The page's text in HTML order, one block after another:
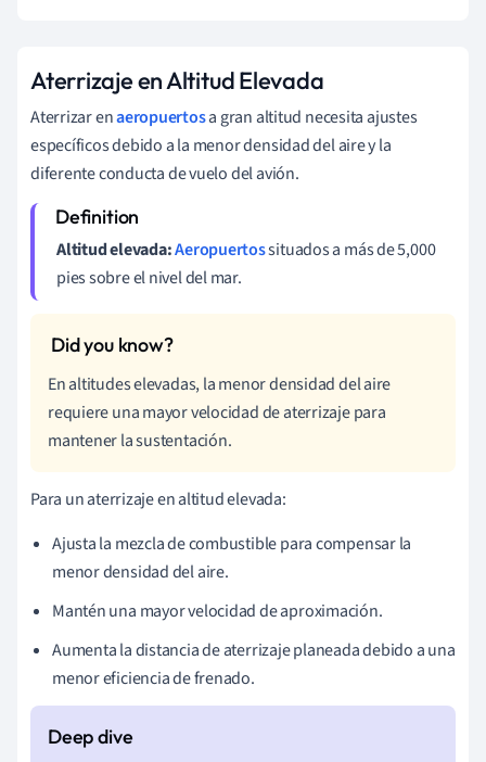
Aterrizaje en Altitud Elevada
Aterrizar enaeropuertosa gran altitud necesita ajustes
específicos debido a la menor densidad del aire y la
diferente conducta de vuelo del avión.
Altitud elevada:Aeropuertossituados a más de 5,000
pies sobre el nivel del mar.
En altitudes elevadas, la menor densidad del aire
requiere una mayor velocidad de aterrizaje para
mantener la sustentación.
Para un aterrizaje en altitud elevada:
Ajusta la mezcla de combustible para compensar la
menor densidad del aire.
Mantén una mayor velocidad de aproximación.
Aumenta la distancia de aterrizaje planeada debido a una
menor eficiencia de frenado.